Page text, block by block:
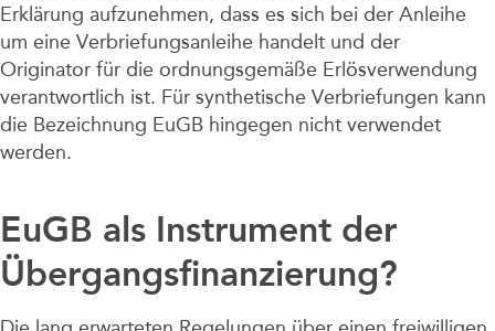
Erklärung aufzunehmen, dass es sich bei der Anleihe
um eine Verbriefungsanleihe handelt und der
Originator für die ordnungsgemäße Erlösverwendung
verantwortlich ist. Für synthetische Verbriefungen kann
die Bezeichnung EuGB hingegen nicht verwendet
werden.
EuGB als Instrument der
Übergangsfinanzierung?